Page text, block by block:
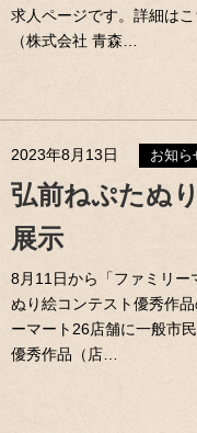
求人ページです。詳細は
（株式会社 青森…
2023年8月13日 お知ら
弘前ねぷたぬ
展示
8月11日から「ファミリー
ぬり絵コンテスト優秀作
ーマート26店舗に一般市
優秀作品（店…